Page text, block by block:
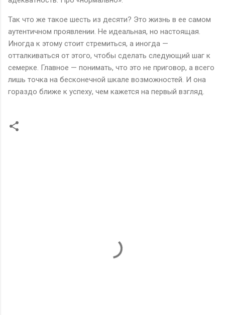
Так что же такое шесть из десяти? Это жизнь в ее самом
аутентичном проявлении. Не идеальная, но настоящая.
Иногда к этому стоит стремиться, а иногда —
отталкиваться от этого, чтобы сделать следующий шаг к
семерке. Главное — понимать, что это не приговор, а всего
лишь точка на бесконечной шкале возможностей. И она
гораздо ближе к успеху, чем кажется на первый взгляд.